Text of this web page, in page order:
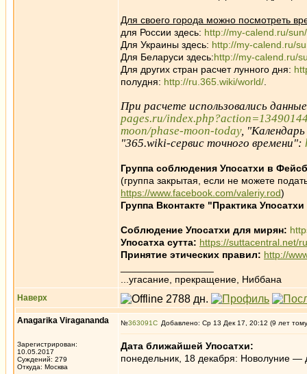
Для своего города можно посмотреть
для России здесь: http://my-calend.ru/
Для Украины здесь: http://my-calend.ru/
Для Беларуси здесь:http://my-calend.ru/
Для других стран расчет лунного дня:
полудня: http://ru.365.wiki/world/
При расчете использовались
pages.ru/
moon/phase-moon-today,
"365.wiki-сервис точного времени":
Группа соблюдения Упосатхи в
(группа закрытая, если не можете
https://www.facebook.com/valeriy.rod)
Группа Вконтакте "Практика
Соблюдение Упосатхи для мирян:
Упосатха сутта: https://suttacentral.net/
Принятие этических правил: http://
...угасание, прекращение, Ниббана
Наверх
Anagarika Viragananda
Зарегистрирован:
10.05.2017
Суждений: 279
Откуда: Москва
№363091 Добавлено: Ср 13 Дек 17, 20:12 (9 лет
Дата ближайшей Упосатхи:
понедельник, 18 декабря: Новолуние —